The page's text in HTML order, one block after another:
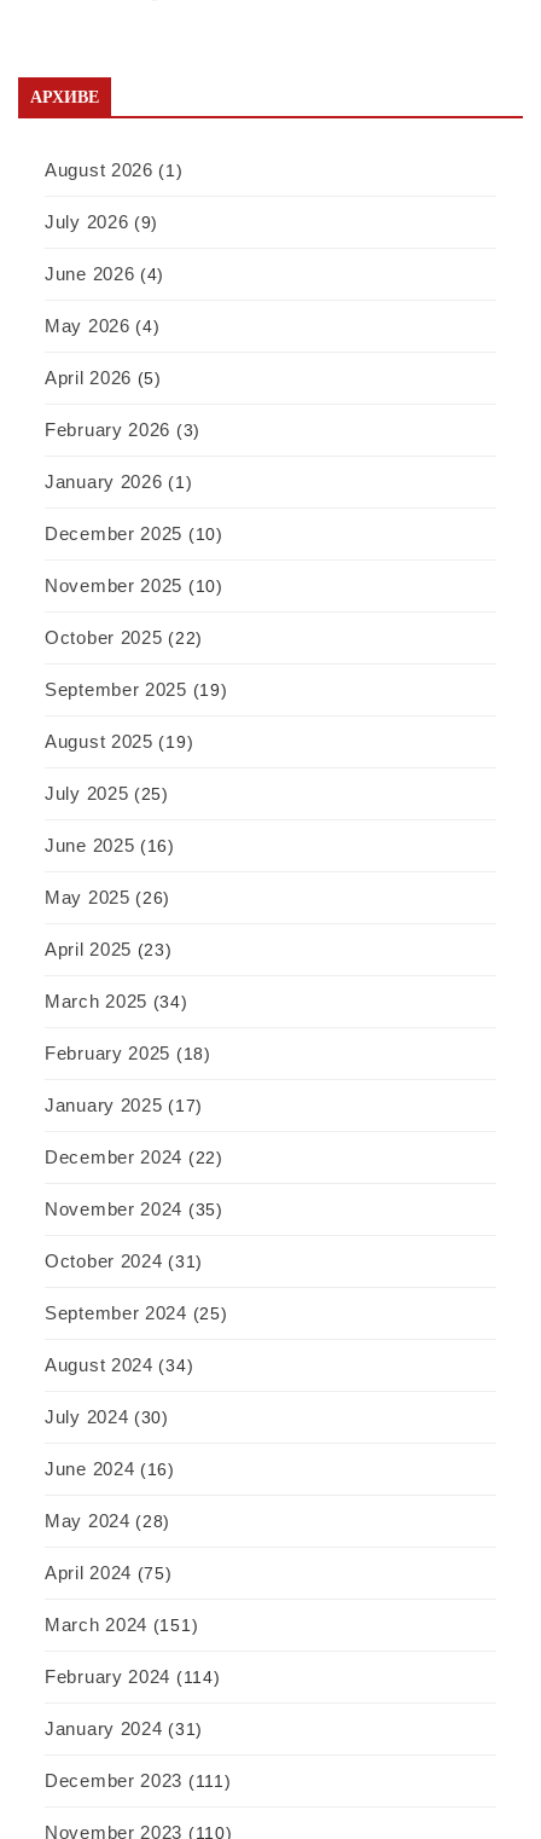
АРХИВЕ
August 2026 (1)
July 2026 (9)
June 2026 (4)
May 2026 (4)
April 2026 (5)
February 2026 (3)
January 2026 (1)
December 2025 (10)
November 2025 (10)
October 2025 (22)
September 2025 (19)
August 2025 (19)
July 2025 (25)
June 2025 (16)
May 2025 (26)
April 2025 (23)
March 2025 (34)
February 2025 (18)
January 2025 (17)
December 2024 (22)
November 2024 (35)
October 2024 (31)
September 2024 (25)
August 2024 (34)
July 2024 (30)
June 2024 (16)
May 2024 (28)
April 2024 (75)
March 2024 (151)
February 2024 (114)
January 2024 (31)
December 2023 (111)
November 2023 (110)